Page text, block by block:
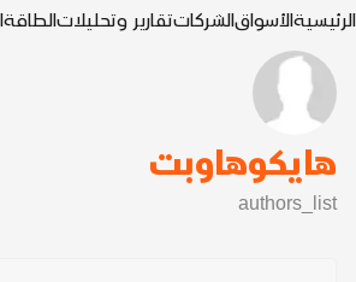
الرئيسيةالأسواقالشركاتتقارير وتحليلاتالطاقة
هايكوهاوبت
authors_list